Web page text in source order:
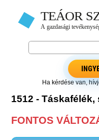
Ha kérdése van,
1512 -
FONTOS